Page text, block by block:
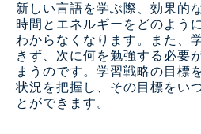
新しい言語を学ぶ際、効果的
時間とエネルギーをどのよう
わからなくなります。また、
きず、次に何を勉強する必要
まうのです。学習戦略の目標
状況を把握し、その目標をい
とができます。